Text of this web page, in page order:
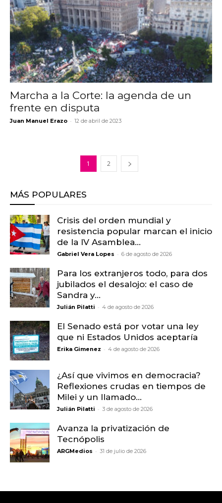
Marcha a la Corte: la agenda de un
frente en disputa
Juan Manuel Erazo - 12 de abril de 2023
1 2
MÁS POPULARES
Crisis del orden mundial y
resistencia popular marcan el inicio
de la IV Asamblea...
Gabriel Vera Lopes - 6 de agosto de 2026
Para los extranjeros todo, para dos
jubilados el desalojo: el caso de
Sandra y...
Julián Pilatti - 4 de agosto de 2026
El Senado está por votar una ley
que ni Estados Unidos aceptaría
Erika Gimenez - 4 de agosto de 2026
¿Así que vivimos en democracia?
Reflexiones crudas en tiempos de
Milei y un llamado...
Julián Pilatti - 3 de agosto de 2026
Avanza la privatización de
Tecnópolis
ARGMedios - 31 de julio de 2026